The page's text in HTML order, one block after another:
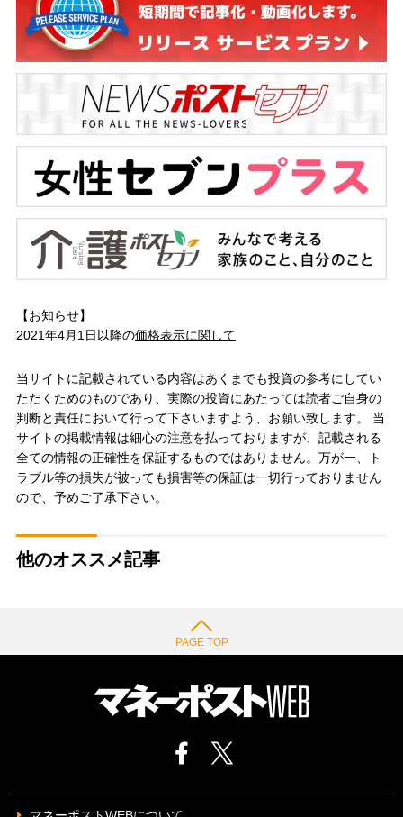
【お知らせ】
2021年4月1日以降の価格表示に関して
当サイトに記載されている内容はあくまでも投資の参考にしてい
ただくためのものであり、実際の投資にあたっては読者ご自身の
判断と責任において行って下さいますよう、お願い致します。 当
サイトの掲載情報は細心の注意を払っておりますが、記載される
全ての情報の正確性を保証するものではありません。万が一、ト
ラブル等の損失が被っても損害等の保証は一切行っておりません
ので、予めご了承下さい。
他のオススメ記事
PAGE TOP